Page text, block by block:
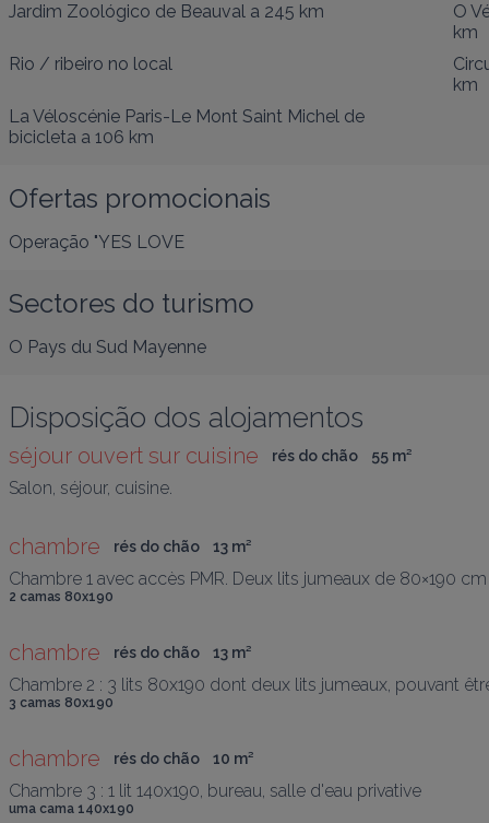
Jardim Zoológico de Beauval a 245 km
O
km
Rio / ribeiro no local
km
La Véloscénie Paris-Le Mont Saint Michel de
bicicleta a 106 km
Ofertas promocionais
Operação "YES LOVE
Sectores do turismo
O Pays du Sud Mayenne
Disposição dos alojamentos
séjour ouvert sur cuisine rés do chão 55 m²
Salon, séjour, cuisine.
chambre rés do chão 13 m²
Chambre 1 avec accès PMR. Deux lits jumeaux de 80×190
2 camas 80x190
chambre rés do chão 13 m²
Chambre 2 : 3 lits 80x190 dont deux lits jumeaux, pouvant
3 camas 80x190
chambre rés do chão 10 m²
Chambre 3 : 1 lit 140x190, bureau, salle d'eau privative
uma cama 140x190